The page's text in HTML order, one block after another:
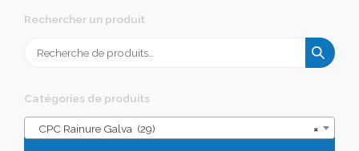
Rechercher un produit
pour :
Catégories de produits
×
CPC Rainure Galva (29)